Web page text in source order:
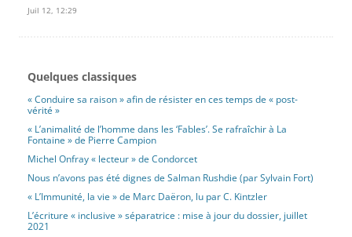
Juil 12, 12:29
Quelques classiques
« Conduire sa raison » afin de résister en ces temps de « post-
vérité »
« L’animalité de l’homme dans les ‘Fables’. Se rafraîchir à La
Fontaine » de Pierre Campion
Michel Onfray « lecteur » de Condorcet
Nous n’avons pas été dignes de Salman Rushdie (par Sylvain Fort)
« L’Immunité, la vie » de Marc Daëron, lu par C. Kintzler
L’écriture « inclusive » séparatrice : mise à jour du dossier, juillet
2021